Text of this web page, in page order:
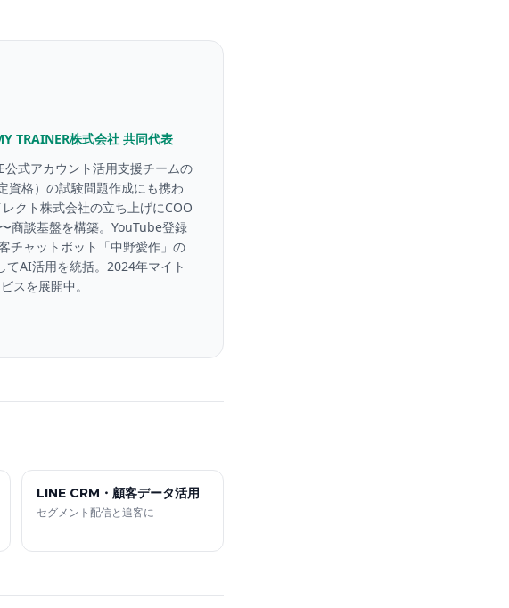
TRAINER株式会社 共同代表
式アカウント活用支援チームの
資格）の試験問題作成にも携わ
クト株式会社の立ち上げにCOO
商談基盤を構築。YouTube登録
チャットボット「中野愛作」の
てAI活用を統括。2024年マイト
スを展開中。
LINE CRM・顧客データ活用
セグメント配信と追客に